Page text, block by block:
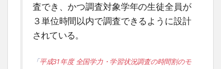
査でき、かつ調査対象学年の生徒全員が
３単位時間以内で調査できるように設計
されている。
「平成31年度 全国学力・学習状況調査の時間割のモ